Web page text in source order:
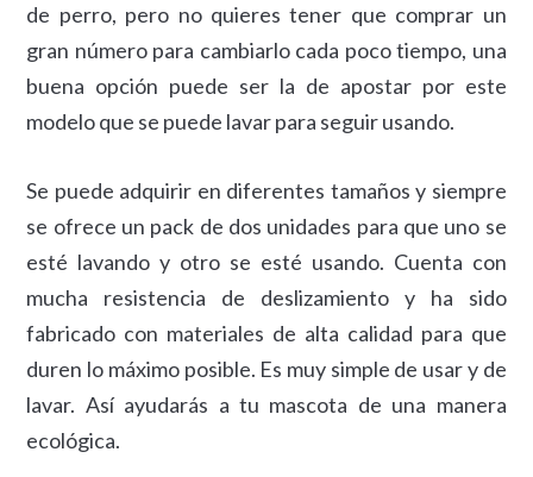
de perro, pero no quieres tener que comprar un
gran número para cambiarlo cada poco tiempo, una
buena opción puede ser la de apostar por este
modelo que se puede lavar para seguir usando.
Se puede adquirir en diferentes tamaños y siempre
se ofrece un pack de dos unidades para que uno se
esté lavando y otro se esté usando. Cuenta con
mucha resistencia de deslizamiento y ha sido
fabricado con materiales de alta calidad para que
duren lo máximo posible. Es muy simple de usar y de
lavar. Así ayudarás a tu mascota de una manera
ecológica.